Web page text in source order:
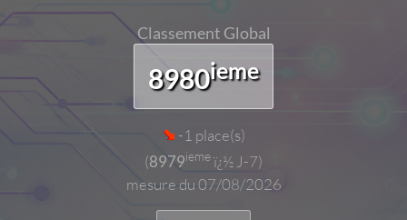
Classement Global
8980ieme
-1 place(s)
(8979iemeï¿½ J-7)
mesure du 07/08/2026